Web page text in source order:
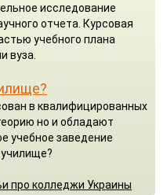
исследование
отчета. Курсовая
учебного плана
вуза.
в квалифицированных
но и обладают
учебное заведение
про колледжи Украины